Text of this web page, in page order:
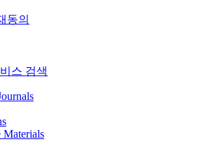
동의
스 검색
Materials